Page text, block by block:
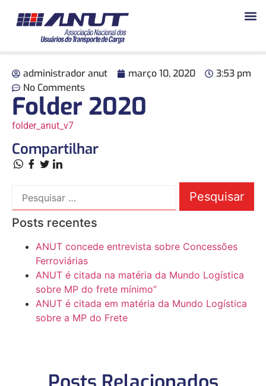
administrador anut março 10, 2020
3:53 pm
No Comments
Folder 2020
folder_anut_v7
Compartilhar
Posts recentes
ANUT concede entrevista sobre Concessões
Ferroviárias
ANUT é citada na matéria da Mundo Logística
sobre MP do frete mínimo”
ANUT é citada em matéria da Mundo Logística
sobre a MP do Frete